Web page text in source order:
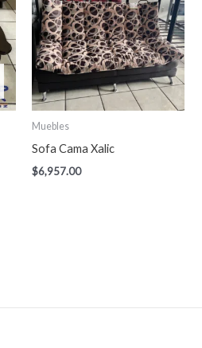
Muebles
Sofa Cama Xalic
$6,957.00